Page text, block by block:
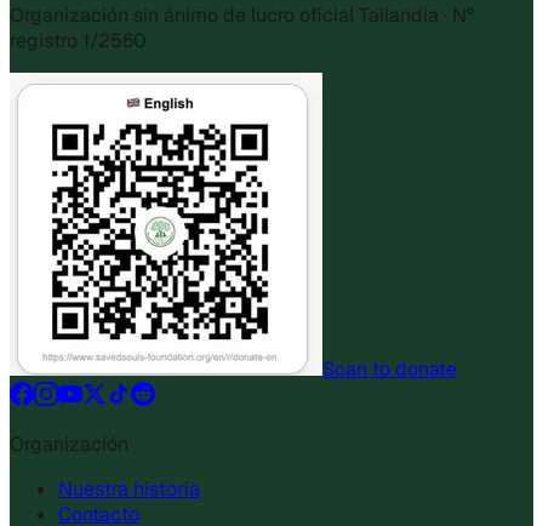
Organización sin ánimo de lucro oficial Tailandia · Nº
registro 1/2560
Scan to donate
Organización
Nuestra historia
Contacto